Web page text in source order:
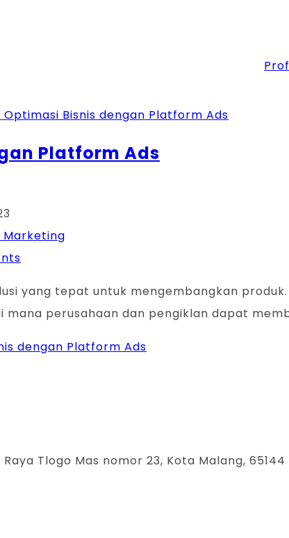
Platform Ads
Marketing
yang tepat untuk mengembangkan
perusahaan dan pengiklan dapat
dengan Platform Ads
Raya Tlogo Mas nomor 23, Kota Malang, 65144